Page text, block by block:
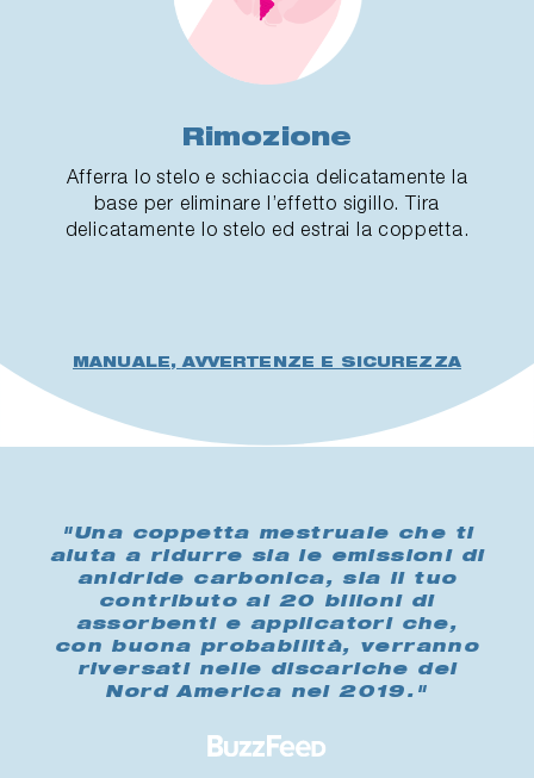
Rimozione
Afferra lo stelo e schiaccia delicatamente la
base per eliminare l’effetto sigillo. Tira
delicatamente lo stelo ed estrai la coppetta.
MANUALE, AVVERTENZE E SICUREZZA
"Una coppetta mestruale che ti
aiuta a ridurre sia le emissioni di
anidride carbonica, sia il tuo
contributo ai 20 bilioni di
assorbenti e applicatori che,
con buona probabilità, verranno
riversati nelle discariche del
Nord America nel 2019."